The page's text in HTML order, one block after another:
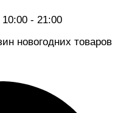
- 21:00
новогодних товаров